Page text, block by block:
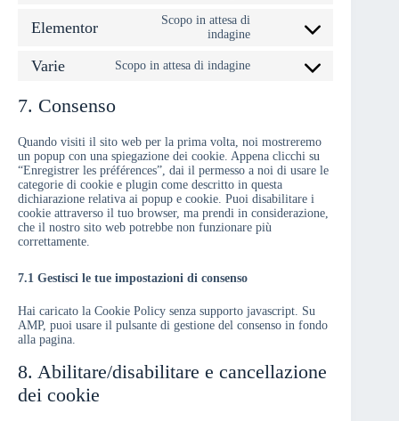
wordpress
Elementor
Scopo in attesa di
indagine
Consent
elementor
Varie Scopo in attesa di indagine
Consent
7. Consenso
Quando visiti il sito web per la prima volta, noi mostreremo
un popup con una spiegazione dei cookie. Appena clicchi su
“Enregistrer les préférences”, dai il permesso a noi di usare le
categorie di cookie e plugin come descritto in questa
dichiarazione relativa ai popup e cookie. Puoi disabilitare i
cookie attraverso il tuo browser, ma prendi in considerazione,
che il nostro sito web potrebbe non funzionare più
correttamente.
7.1 Gestisci le tue impostazioni di consenso
Hai caricato la Cookie Policy senza supporto javascript. Su
AMP, puoi usare il pulsante di gestione del consenso in fondo
alla pagina.
8. Abilitare/disabilitare e cancellazione
dei cookie